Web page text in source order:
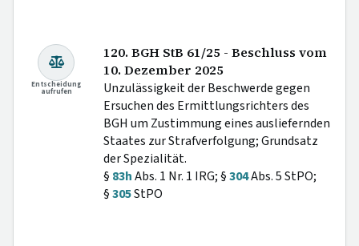
Entscheidung
aufrufen
120. BGH StB 61/25 - Beschluss vom
10. Dezember 2025
Unzulässigkeit der Beschwerde gegen
Ersuchen des Ermittlungsrichters des
BGH um Zustimmung eines ausliefernden
Staates zur Strafverfolgung; Grundsatz
der Spezialität.
§ 83hAbs. 1 Nr. 1 IRG; §304Abs. 5 StPO;
§305StPO